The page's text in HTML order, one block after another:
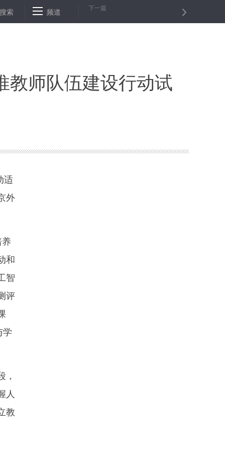
内坛完整格局将重现 8700多平方米建筑已完成腾退 新闻人物：
搜索 频道 下一篇
教师队伍建设行动试
适
外
和
智
评
学
人
教